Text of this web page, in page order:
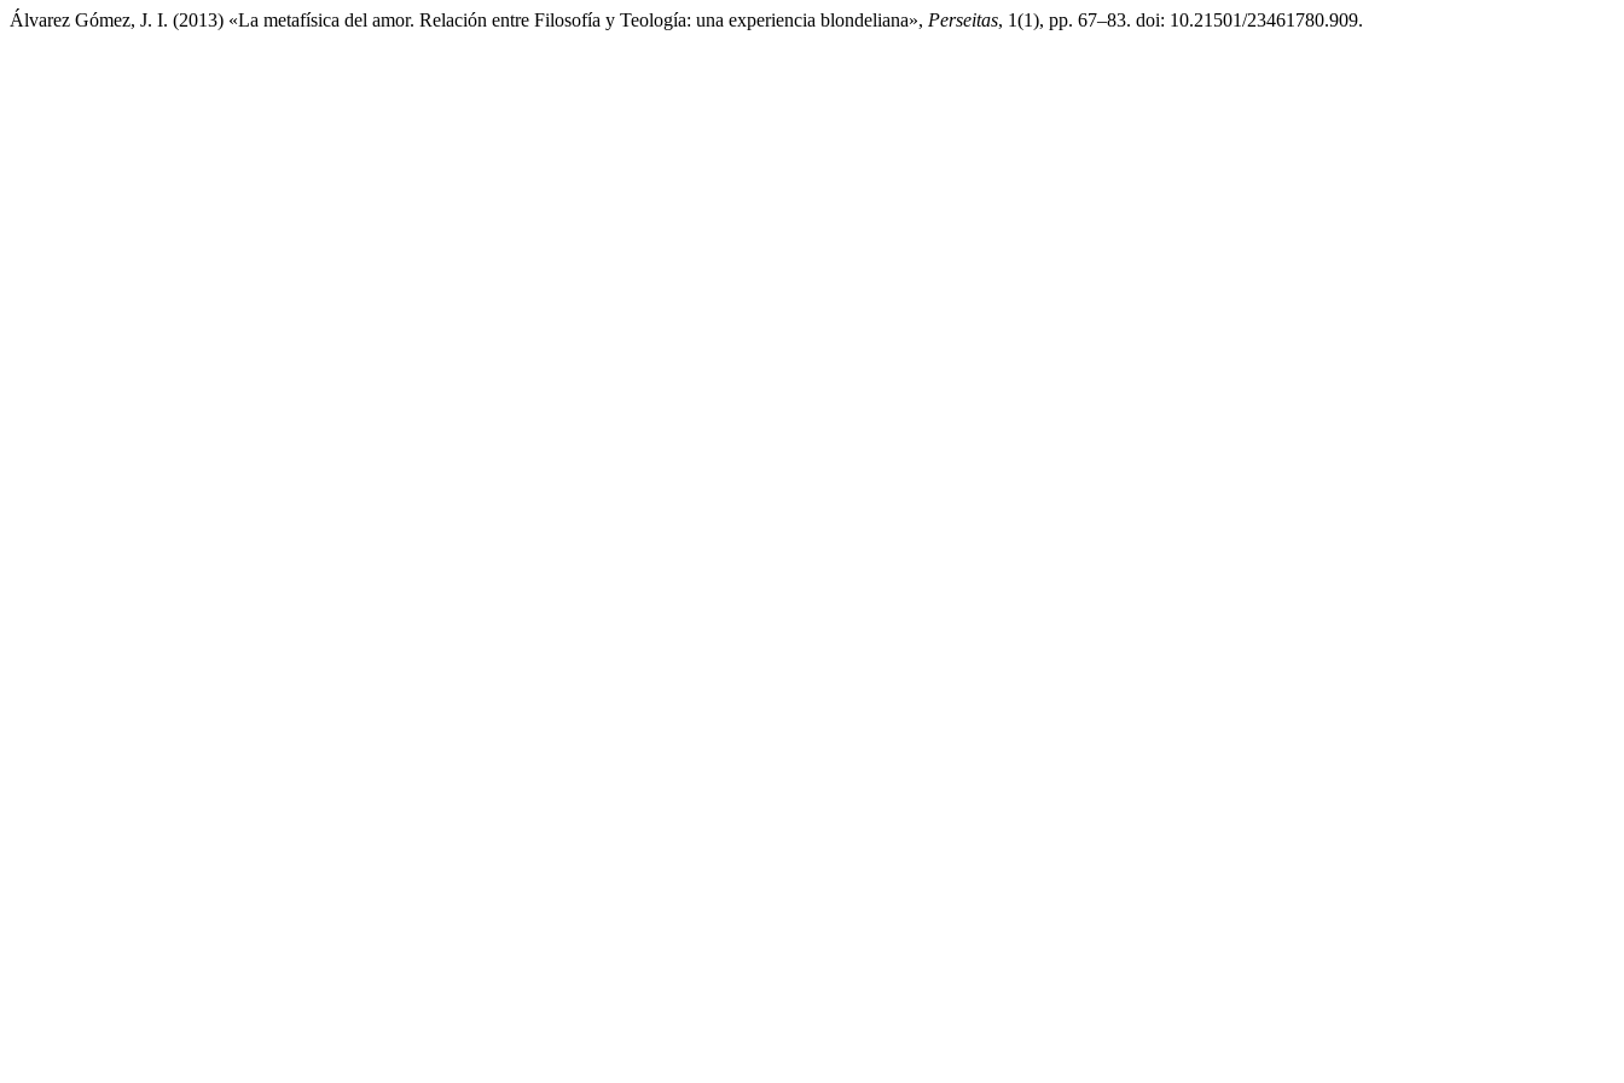
Álvarez Gómez, J. I. (2013) «La metafísica del amor. Relación entre Filosofía y Teología: una experiencia blondeliana», Perseitas, 1(1), pp. 67–83. doi: 10.21501/23461780.909.